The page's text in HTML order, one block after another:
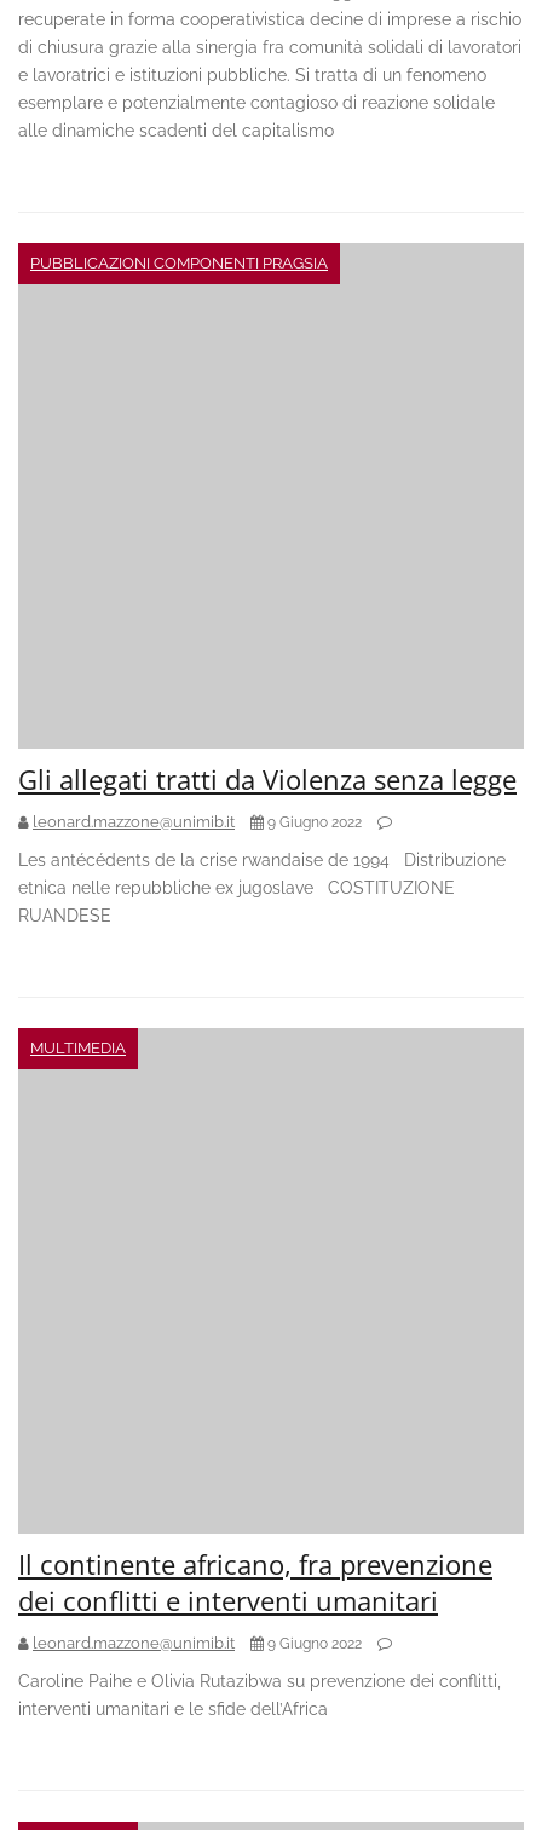
recuperate in forma cooperativistica decine di imprese a rischio
di chiusura grazie alla sinergia fra comunità solidali di lavoratori
e lavoratrici e istituzioni pubbliche. Si tratta di un fenomeno
esemplare e potenzialmente contagioso di reazione solidale
alle dinamiche scadenti del capitalismo
PUBBLICAZIONI COMPONENTI PRAGSIA
Gli allegati tratti da Violenza senza legge
leonard.mazzone@unimib.it 9 Giugno 2022
Les antécédents de la crise rwandaise de 1994 Distribuzione
etnica nelle repubbliche ex jugoslave COSTITUZIONE
RUANDESE
MULTIMEDIA
Il continente africano, fra prevenzione
dei conflitti e interventi umanitari
leonard.mazzone@unimib.it 9 Giugno 2022
Caroline Paihe e Olivia Rutazibwa su prevenzione dei conflitti,
interventi umanitari e le sfide dell’Africa